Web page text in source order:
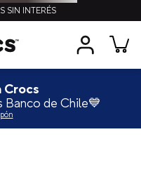
SIN INTERÉS
Crocs
Banco de Chile💙